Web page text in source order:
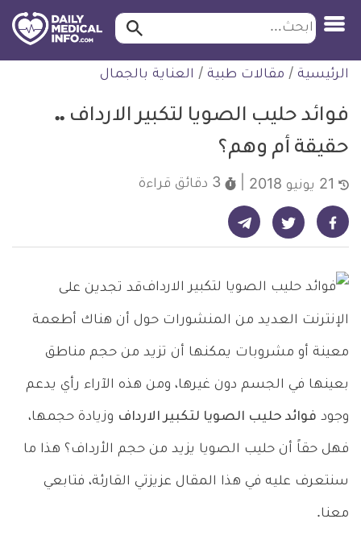
التخطي
للمحتوى
طبية
ابحث ابحث…
الرئيسية / مقالات طبية / العناية بالجمال
فوائد حليب الصويا لتكبير الارداف ..
حقيقة أم وهم؟
3 دقائق قراءة
شارك على فيسبوك - ديلي ميديكال انفو شارك على تويتر - ديلي ميديكال انفو شارك على تيليجرام - ديلي ميديكال انفو
قد تجدين على
الإنترنت العديد من المنشورات حول أن هناك أطعمة
معينة أو مشروبات يمكنها أن تزيد من حجم مناطق
بعينها في الجسم دون غيرها، ومن هذه الآراء رأي يدعم
وجود فوائد حليب الصويا لتكبير الارداف وزيادة حجمها،
فهل حقاً أن حليب الصويا يزيد من حجم الأرداف؟ هذا ما
سنتعرف عليه في هذا المقال عزيزتي القارئة، فتابعي
معنا.